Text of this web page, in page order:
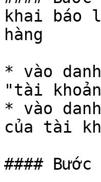
khai báo
hàng
* vào
"tài
* vào
của tài
####